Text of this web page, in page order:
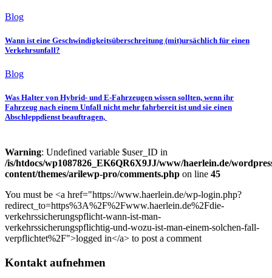
Blog
Wann ist eine Geschwindigkeitsüberschreitung (mit)ursächlich für einen
Verkehrsunfall?
Blog
Was Halter von Hybrid- und E-Fahrzeugen wissen sollten, wenn ihr
Fahrzeug nach einem Unfall nicht mehr fahrbereit ist und sie einen
Abschleppdienst beauftragen,
Warning: Undefined variable $user_ID in
/is/htdocs/wp1087826_EK6QR6X9JJ/www/haerlein.de/
content/themes/arilewp-pro/comments.php on line 45
You must be <a href="https://www.haerlein.de/wp-login.php?
redirect_to=https%3A%2F%2Fwww.haerlein.de%2Fdie-
verkehrssicherungspflicht-wann-ist-man-
verkehrssicherungspflichtig-und-wozu-ist-man-einem-solchen-fall-
verpflichtet%2F">logged in</a> to post a comment
Kontakt aufnehmen